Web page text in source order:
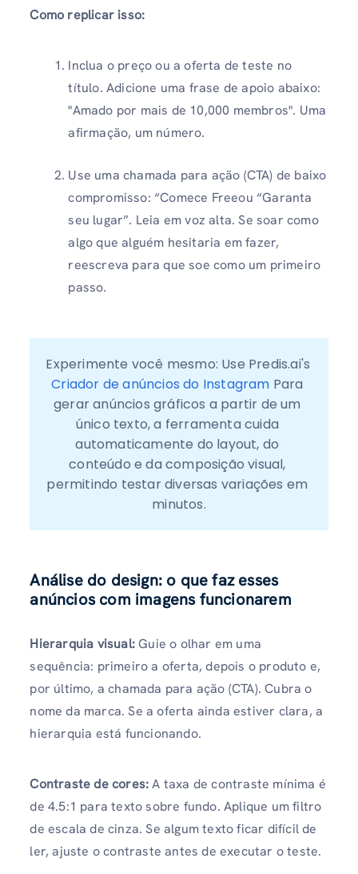
Como replicar isso:
Inclua o preço ou a oferta de teste no
título. Adicione uma frase de apoio abaixo:
"Amado por mais de 10,000 membros". Uma
afirmação, um número.
Use uma chamada para ação (CTA) de baixo
compromisso: “Comece Freeou “Garanta
seu lugar”. Leia em voz alta. Se soar como
algo que alguém hesitaria em fazer,
reescreva para que soe como um primeiro
passo.
Criador de anúncios do Instagram Para
gerar anúncios gráficos a partir de um
único texto, a ferramenta cuida
automaticamente do layout, do
conteúdo e da composição visual,
permitindo testar diversas variações em
minutos.
Análise do design: o que faz esses
anúncios com imagens funcionarem
Hierarquia visual:Guie o olhar em uma
sequência: primeiro a oferta, depois o produto e,
por último, a chamada para ação (CTA). Cubra o
nome da marca. Se a oferta ainda estiver clara, a
hierarquia está funcionando.
Contraste de cores:A taxa de contraste mínima é
de 4.5:1 para texto sobre fundo. Aplique um filtro
de escala de cinza. Se algum texto ficar difícil de
ler, ajuste o contraste antes de executar o teste.